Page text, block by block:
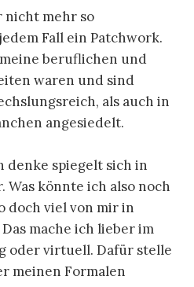
nicht mehr so
Fall ein Patchwork.
beruflichen und
waren und sind
als auch in
angesiedelt.
denke spiegelt sich in
Was könnte ich also noch
doch viel von mir in
mache ich lieber im
oder virtuell. Dafür stelle
meinen Formalen